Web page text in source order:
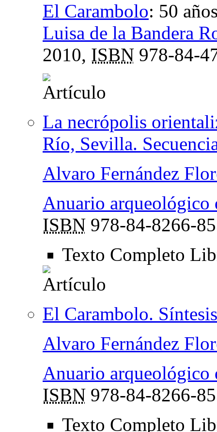
El Carambolo: 50
Luisa de la Bandera
2010, ISBN 978-84-
La necrópolis
Río, Sevilla.
Alvaro Fernández
Anuario arqueológico
ISBN 978-84-8266-
Texto Completo
El Carambolo.
Alvaro Fernández
Anuario arqueológico
ISBN 978-84-8266-
Texto Completo